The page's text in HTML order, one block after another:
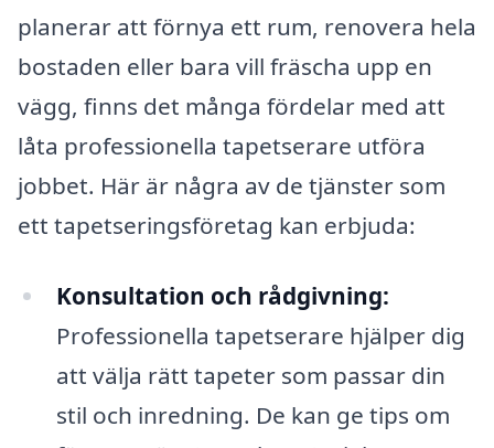
planerar att förnya ett rum, renovera hela
bostaden eller bara vill fräscha upp en
vägg, finns det många fördelar med att
låta professionella tapetserare utföra
jobbet. Här är några av de tjänster som
ett tapetseringsföretag kan erbjuda:
Konsultation och rådgivning:
Professionella tapetserare hjälper dig
att välja rätt tapeter som passar din
stil och inredning. De kan ge tips om